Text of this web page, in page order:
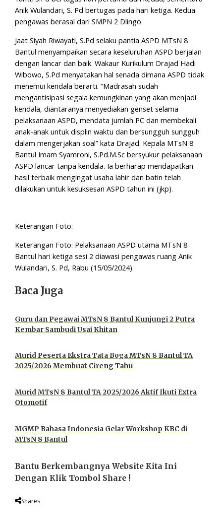
Anik Wulandari, S. Pd bertugas pada hari ketiga. Kedua
pengawas berasal dari SMPN 2 Dlingo.
Jaat Siyah Riwayati, S.Pd selaku pantia ASPD MTsN 8
Bantul menyampaikan secara keseluruhan ASPD berjalan
dengan lancar dan baik. Wakaur Kurikulum Drajad Hadi
Wibowo, S.Pd menyatakan hal senada dimana ASPD tidak
menemui kendala berarti. “Madrasah sudah
mengantisipasi segala kemungkinan yang akan menjadi
kendala, diantaranya menyediakan genset selama
pelaksanaan ASPD, mendata jumlah PC dan membekali
anak-anak untuk displin waktu dan bersungguh sungguh
dalam mengerjakan soal” kata Drajad. Kepala MTsN 8
Bantul Imam Syamroni, S.Pd.M.Sc bersyukur pelaksanaan
ASPD lancar tanpa kendala. Ia berharap mendapatkan
hasil terbaik mengingat usaha lahir dan batin telah
dilakukan untuk kesuksesan ASPD tahun ini (jkp).
Keterangan Foto:
Keterangan Foto: Pelaksanaan ASPD utama MTsN 8
Bantul hari ketiga sesi 2 diawasi pengawas ruang Anik
Wulandari, S. Pd, Rabu (15/05/2024).
Baca Juga
Guru dan Pegawai MTsN 8 Bantul Kunjungi 2 Putra
Kembar Sambudi Usai Khitan
Murid Peserta Ekstra Tata Boga MTsN 8 Bantul TA
2025/2026 Membuat Cireng Tahu
Murid MTsN 8 Bantul TA 2025/2026 Aktif Ikuti Extra
Otomotif
MGMP Bahasa Indonesia Gelar Workshop KBC di
MTsN 8 Bantul
Bantu Berkembangnya Website Kita Ini
Dengan Klik Tombol Share !
Shares